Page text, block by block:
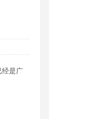
经是广